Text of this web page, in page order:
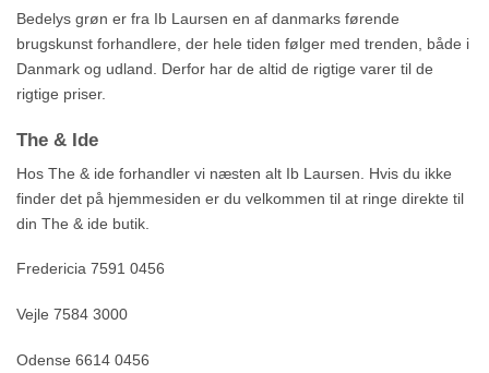
Bedelys grøn er fra Ib Laursen en af danmarks førende
brugskunst forhandlere, der hele tiden følger med trenden, både i
Danmark og udland. Derfor har de altid de rigtige varer til de
rigtige priser.
The & Ide
Hos The & ide forhandler vi næsten alt Ib Laursen. Hvis du ikke
finder det på hjemmesiden er du velkommen til at ringe direkte til
din The & ide butik.
Fredericia 7591 0456
Vejle 7584 3000
Odense 6614 0456